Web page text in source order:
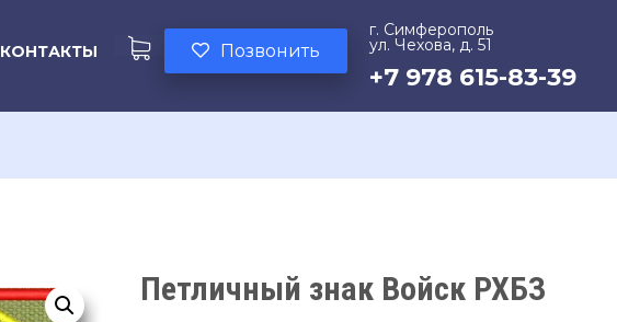
г. Симферополь
ул. Чехова, д. 51
+7 978 615-83-39
Позвонить
КОНТАКТЫ
Петличный знак Войск РХБЗ